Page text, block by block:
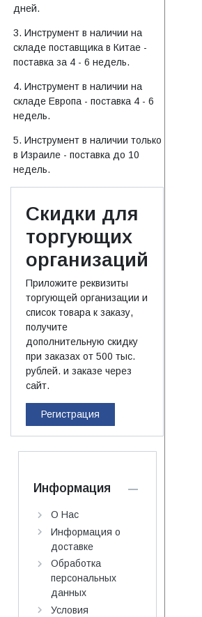
дней.
3. Инструмент в наличии на
складе поставщика в Китае -
поставка за 4 - 6 недель.
4. Инструмент в наличии на
складе Европа - поставка 4 - 6
недель.
5. Инструмент в наличии только
в Израиле - поставка до 10
недель.
Скидки для
торгующих
организаций
Приложите реквизиты
торгующей организации и
список товара к заказу,
получите
дополнительную скидку
при заказах от 500 тыс.
рублей. и заказе через
сайт.
Регистрация
Информация
О Нас
Информация о
доставке
Обработка
персональных
данных
Условия